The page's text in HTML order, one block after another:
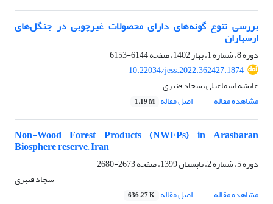
بررسی تنوع گونه‌های دارای محصولات غیرچوبی در جنگل‌های
ارسباران
دوره 8، شماره 1، بهار 1402، صفحه
6144-6153
10.22034/jess.2022.362427.1874
عایشه اسماعیلی، سجاد قنبری
مشاهده مقاله
اصل مقاله 1.19 M
Non-Wood Forest Products (NWFPs) in Arasbaran
Biosphere reserve, Iran
دوره 5، شماره 2، تابستان 1399، صفحه
2673-2680
سجاد قنبری
مشاهده مقاله
اصل مقاله 636.27 K